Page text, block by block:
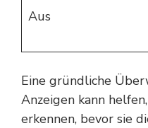
Aus
Eine gründliche
Anzeigen kann
erkennen, bevor sie